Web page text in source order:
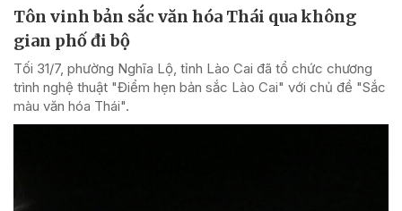
Tôn vinh bản sắc văn hóa Thái qua không
gian phố đi bộ
Tối 31/7, phường Nghĩa Lộ, tỉnh Lào Cai đã tổ chức chương
trình nghệ thuật "Điểm hẹn bản sắc Lào Cai" với chủ đề "Sắc
màu văn hóa Thái".